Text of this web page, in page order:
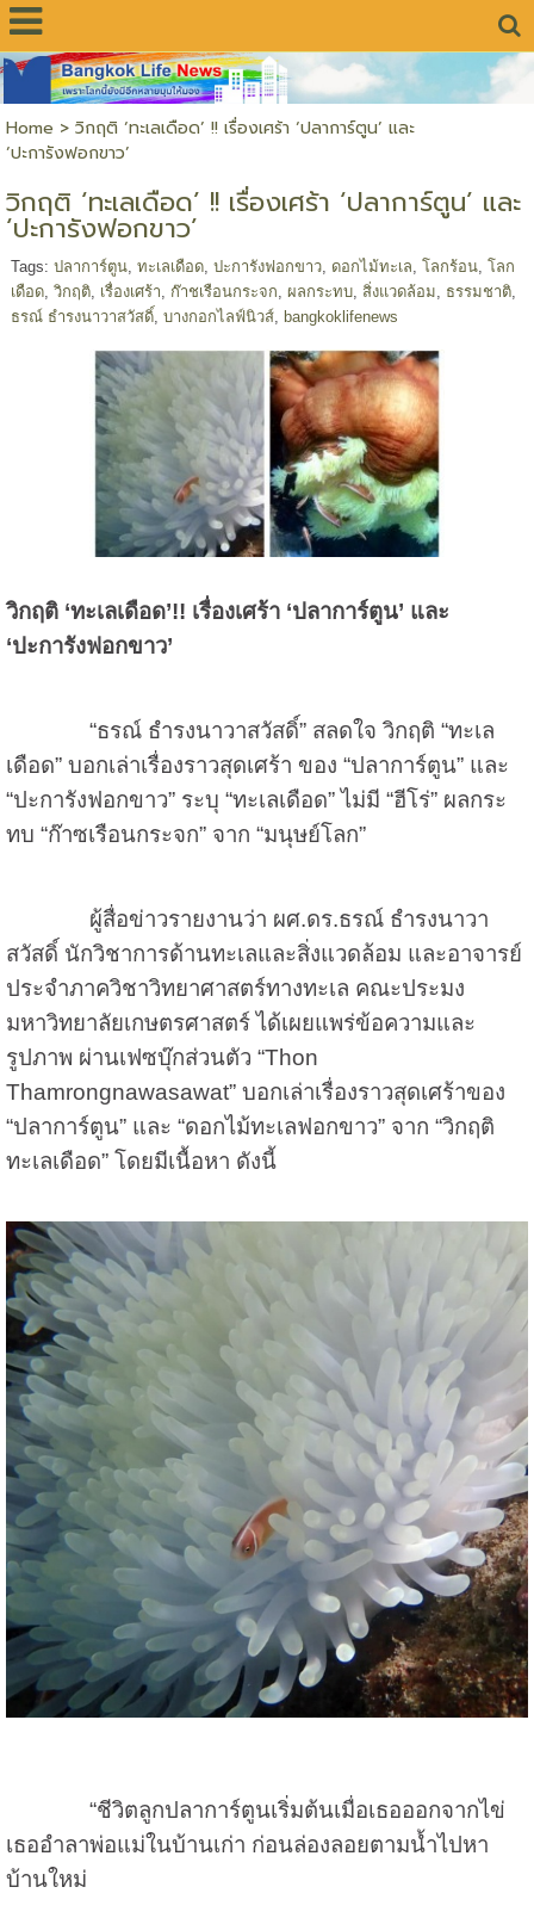
Home > วิกฤติ ‘ทะเลเดือด’ !! เรื่องเศร้า ‘ปลาการ์ตูน’ และ
‘ปะการังฟอกขาว’
วิกฤติ ‘ทะเลเดือด’ !! เรื่องเศร้า ‘ปลาการ์ตูน’ และ
‘ปะการังฟอกขาว’
Tags: ปลาการ์ตูน, ทะเลเดือด, ปะการังฟอกขาว, ดอกไม้ทะเล โลกร้อน, โลก
เดือด, วิกฤติ, เรื่องเศร้า ก๊าชเรือนกระจก ผลกระทบ, สิ่งแวดล้อม ธรรมชาติ,
ธรณ์ ธำรงนาวาสวัสดิ์, บางกอกไลฟ์นิวส์, bangkoklifenews
วิกฤติ ‘ทะเลเดือด’!! เรื่องเศร้า ‘ปลาการ์ตูน’ และ
‘ปะการังฟอกขาว’
“ธรณ์ ธำรงนาวาสวัสดิ์” สลดใจ วิกฤติ “ทะเล
เดือด” บอกเล่าเรื่องราวสุดเศร้า ของ “ปลาการ์ตูน” และ
“ปะการังฟอกขาว” ระบุ “ทะเลเดือด” ไม่มี “ฮีโร่” ผลกระ
ทบ “ก๊าซเรือนกระจก” จาก “มนุษย์โลก”
ผู้สื่อข่าวรายงานว่า ผศ.ดร.ธรณ์ ธำรงนาวา
สวัสดิ์ นักวิชาการด้านทะเลและสิ่งแวดล้อม และอาจารย์
ประจำภาควิชาวิทยาศาสตร์ทางทะเล คณะประมง
มหาวิทยาลัยเกษตรศาสตร์ ได้เผยแพร่ข้อความและ
รูปภาพ ผ่านเฟซบุ๊กส่วนตัว “Thon
Thamrongnawasawat” บอกเล่าเรื่องราวสุดเศร้าของ
“ปลาการ์ตูน” และ “ดอกไม้ทะเลฟอกขาว” จาก “วิกฤติ
ทะเลเดือด” โดยมีเนื้อหา ดังนี้
“ชีวิตลูกปลาการ์ตูนเริ่มต้นเมื่อเธอออกจากไข่
เธออำลาพ่อแม่ในบ้านเก่า ก่อนล่องลอยตามน้ำไปหา
บ้านใหม่